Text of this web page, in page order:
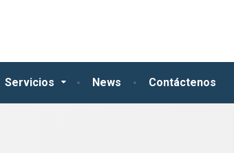
Servicios News Contáctenos